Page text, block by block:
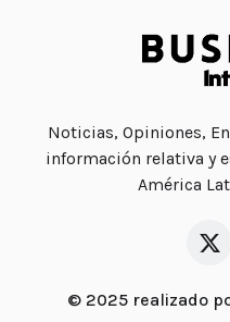
Noticias, Opiniones,
información relativa y
América
© 2025 realizado